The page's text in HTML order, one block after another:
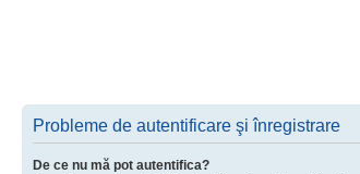
Probleme de autentificare şi înregistrare
De ce nu mă pot autentifica?